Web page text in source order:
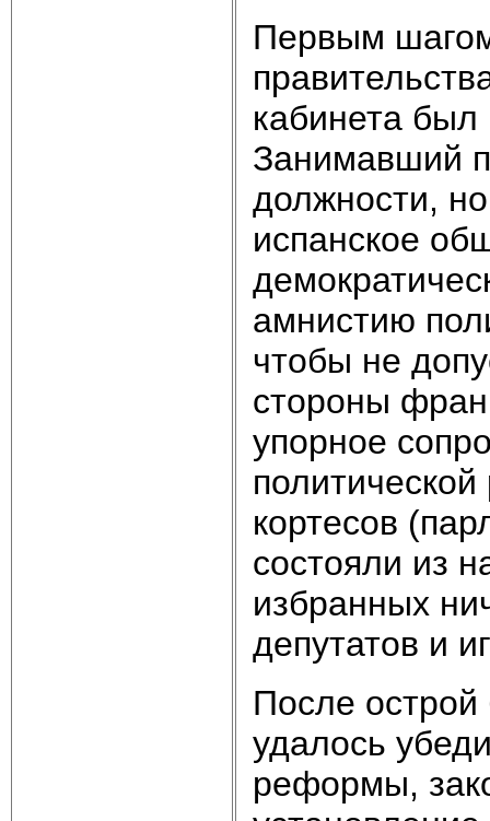
Первым
кабинета
Занимавший
должности,
испанское
амнистию
чтобы не
стороны
упорное
кортесов
состояли из
избранных
депутатов и
После острой
удалось
реформы,